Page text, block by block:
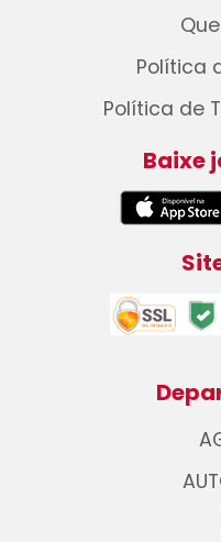
Política
Política de
Baixe